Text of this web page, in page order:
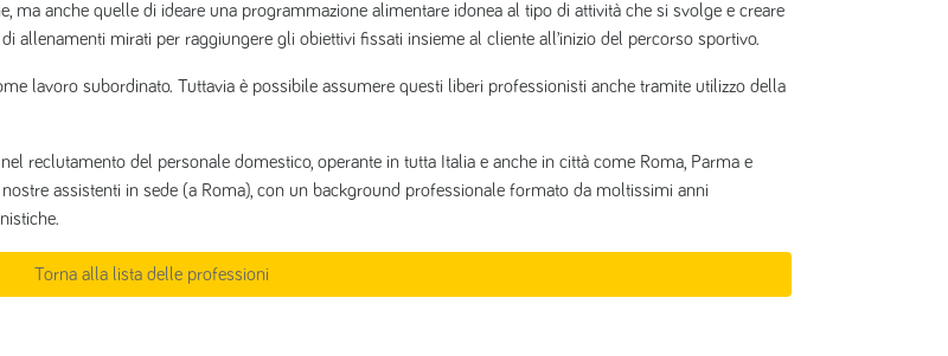
ma anche quelle di ideare una programmazione alimentare idonea al tipo di attività che si svolge e creare
allenamenti mirati per raggiungere gli obiettivi fissati insieme al cliente all’inizio del percorso sportivo.
lavoro subordinato. Tuttavia è possibile assumere questi liberi professionisti anche tramite utilizzo della
nel reclutamento del personale domestico, operante in tutta Italia e anche in città come Roma, Parma e
assistenti in sede (a Roma), con un background professionale formato da moltissimi anni
Torna alla lista delle professioni